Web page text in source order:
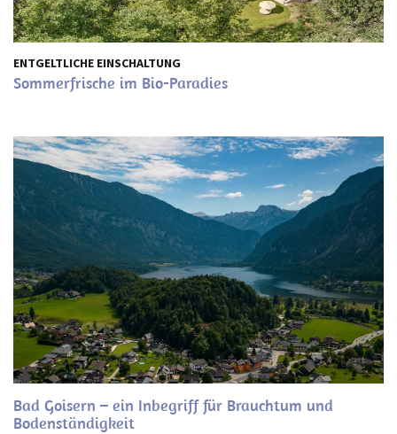
ENTGELTLICHE EINSCHALTUNG
Sommerfrische im Bio-Paradies
Bad Goisern – ein Inbegriff für Brauchtum und
Bodenständigkeit